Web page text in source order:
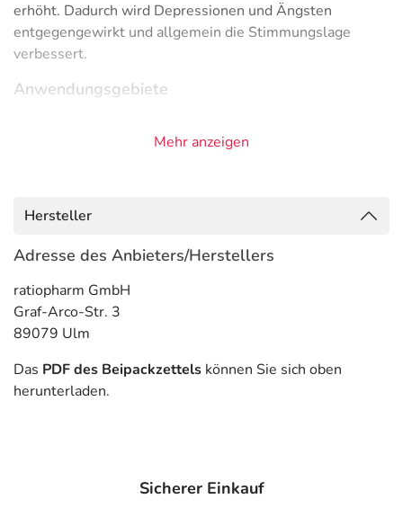
erhöht. Dadurch wird Depressionen und Ängsten
entgegengewirkt und allgemein die Stimmungslage
verbessert.
Anwendungsgebiete
- Panikzustände
Gegenanzeigen
Was spricht gegen eine Anwendung?
Immer:
- Überempfindlichkeit gegen die Inhaltsstoffe
- Herzerkrankungen, wie z.B.:
Mehr anzeigen
Hersteller
Adresse des Anbieters/Herstellers
ratiopharm GmbH
Graf-Arco-Str. 3
89079 Ulm
Das PDF des Beipackzettels können Sie sich oben
herunterladen.
Sicherer Einkauf